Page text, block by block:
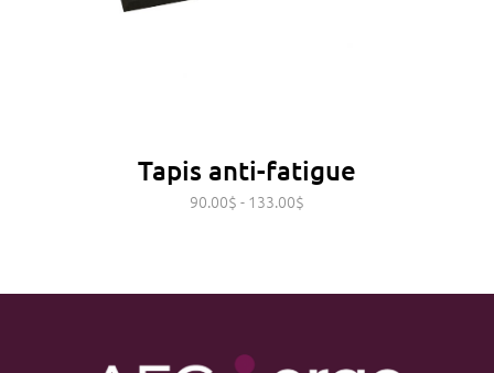
Tapis anti-fatigue
90.00$ - 133.00$